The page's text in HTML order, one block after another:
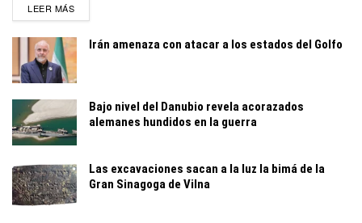
LEER MÁSDETAILS
Irán amenaza con atacar a los estados del Golfo
Bajo nivel del Danubio revela acorazados
alemanes hundidos en la guerra
Las excavaciones sacan a la luz la bimá de la
Gran Sinagoga de Vilna